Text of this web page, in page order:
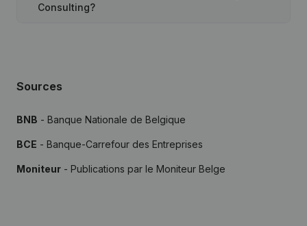
Consulting?
Sources
BNB - Banque Nationale de Belgique
BCE - Banque-Carrefour des Entreprises
Moniteur - Publications par le Moniteur Belge